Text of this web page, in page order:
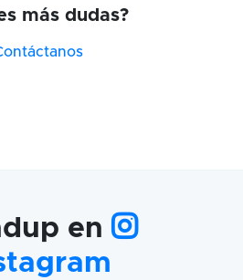
más dudas?
en